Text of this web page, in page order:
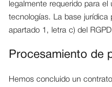
legalmente requerido para
tecnologías. La base jurídica
apartado 1, letra c) del
Procesamiento de
Hemos concluido un